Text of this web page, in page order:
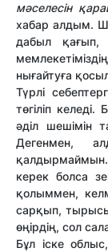
мәселесін
хабар алдым.
дабыл қағып,
нығайтуға
Түрлі
төгіліп
әділ шешімін
Дегенмен,
керек болса
қолыммен,
сарқып,
өңірдің, сол
Бұл іске